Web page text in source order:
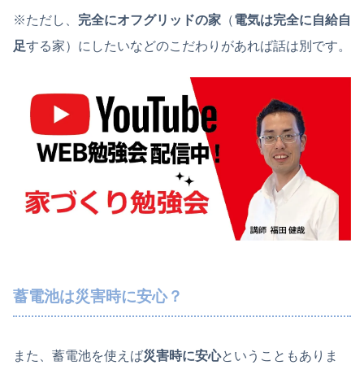
※ただし、 完全にオフグリッドの家 （電気は完全に自給自
足する家）にしたいなどのこだわりがあれば話は別です。
蓄電池は災害時に安心？
また、蓄電池を使えば災害時に安心ということもありま